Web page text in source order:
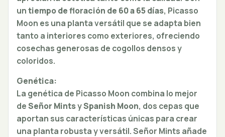
untiempo de floración de 60 a 65 días, Picasso
Moon es una planta versátil que se adapta bien
tanto a interiores como exteriores, ofreciendo
cosechas generosas de cogollos densos y
coloridos.
Genética:
La genética de Picasso Moon combina lo mejor
deSeñor MintsySpanish Moon, dos cepas que
aportan sus características únicas para crear
una planta robusta y versátil. Señor Mints añade